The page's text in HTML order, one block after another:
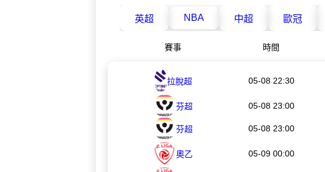
英超 NBA 中超 歐冠
賽事 時間
拉脫超 05-08 22:30
芬超 05-08 23:00
芬超 05-08 23:00
奧乙 05-09 00:00